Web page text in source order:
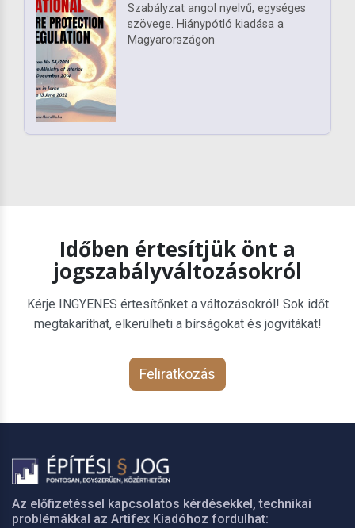
Szabályzat angol nyelvű, egységes
szövege. Hiánypótló kiadása a
Magyarországon
Időben értesítjük önt a
jogszabályváltozásokról
Kérje INGYENES értesítőnket a változásokról! Sok időt
megtakaríthat, elkerülheti a bírságokat és jogvitákat!
Feliratkozás
Az előfizetéssel kapcsolatos kérdésekkel, technikai
problémákkal az Artifex Kiadóhoz fordulhat: